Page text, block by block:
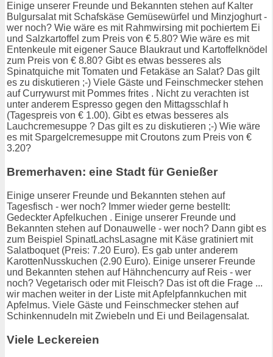
Einige unserer Freunde und Bekannten stehen auf Kalter
Bulgursalat mit Schafskäse Gemüsewürfel und Minzjoghurt -
wer noch? Wie wäre es mit Rahmwirsing mit pochiertem Ei
und Salzkartoffel zum Preis von € 5.80? Wie wäre es mit
Entenkeule mit eigener Sauce Blaukraut und Kartoffelknödel
zum Preis von € 8.80? Gibt es etwas besseres als
Spinatquiche mit Tomaten und Fetakäse an Salat? Das gilt
es zu diskutieren ;-) Viele Gäste und Feinschmecker stehen
auf Currywurst mit Pommes frites . Nicht zu verachten ist
unter anderem Espresso gegen den Mittagsschlaf h
(Tagespreis von € 1.00). Gibt es etwas besseres als
Lauchcremesuppe ? Das gilt es zu diskutieren ;-) Wie wäre
es mit Spargelcremesuppe mit Croutons zum Preis von €
3.20?
Bremerhaven: eine Stadt für Genießer
Einige unserer Freunde und Bekannten stehen auf
Tagesfisch - wer noch? Immer wieder gerne bestellt:
Gedeckter Apfelkuchen . Einige unserer Freunde und
Bekannten stehen auf Donauwelle - wer noch? Dann gibt es
zum Beispiel SpinatLachsLasagne mit Käse gratiniert mit
Salatboquet (Preis: 7.20 Euro). Es gab unter anderem
KarottenNusskuchen (2.90 Euro). Einige unserer Freunde
und Bekannten stehen auf Hähnchencurry auf Reis - wer
noch? Vegetarisch oder mit Fleisch? Das ist oft die Frage ...
wir machen weiter in der Liste mit Apfelpfannkuchen mit
Apfelmus. Viele Gäste und Feinschmecker stehen auf
Schinkennudeln mit Zwiebeln und Ei und Beilagensalat.
Viele Leckereien